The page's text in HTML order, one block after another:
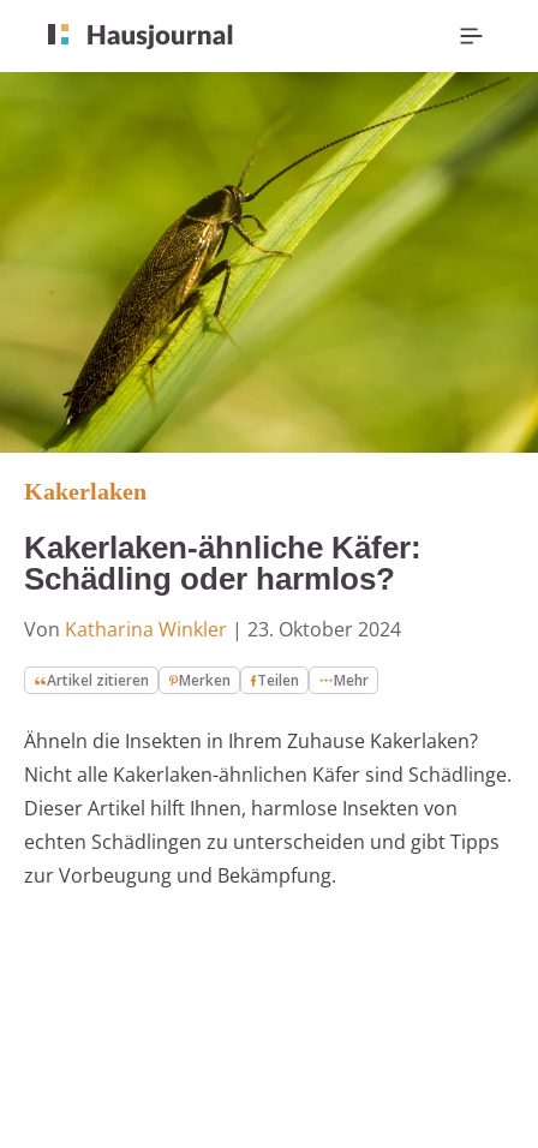
Kakerlaken
Kakerlaken-ähnliche Käfer:
Schädling oder harmlos?
Von Katharina Winkler | 23. Oktober 2024
Artikel zitieren Merken Teilen Mehr
Ähneln die Insekten in Ihrem Zuhause Kakerlaken?
Nicht alle Kakerlaken-ähnlichen Käfer sind Schädlinge.
Dieser Artikel hilft Ihnen, harmlose Insekten von
echten Schädlingen zu unterscheiden und gibt Tipps
zur Vorbeugung und Bekämpfung.